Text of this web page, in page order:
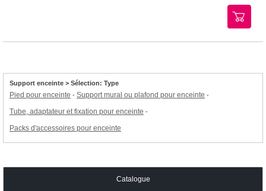
Support enceinte > Sélection: Type
Pied pour enceinte - Support mural ou plafond pour enceinte -
Tube, adaptateur et fixation pour enceinte -
Packs d'accessoires pour enceinte
Catalogue